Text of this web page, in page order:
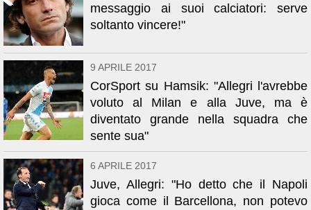
messaggio ai suoi calciatori: serve
soltanto vincere!"
9 APRILE 2017
CorSport su Hamsik: "Allegri l'avrebbe
voluto al Milan e alla Juve, ma è
diventato grande nella squadra che
sente sua"
6 APRILE 2017
Juve, Allegri: "Ho detto che il Napoli
gioca come il Barcellona, non potevo